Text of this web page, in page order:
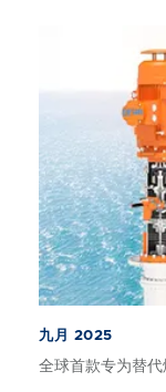
九月 2025
全球首款专为替